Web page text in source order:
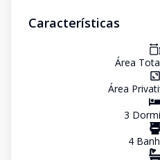
Características
Área
Área
3
4